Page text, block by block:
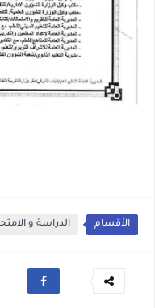
الأقسام الدراسة و